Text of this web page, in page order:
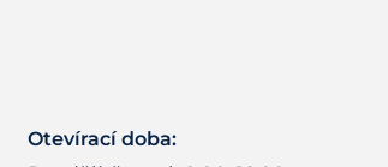
Otevírací doba: